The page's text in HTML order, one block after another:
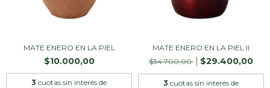
MATE ENERO EN LA PIEL
$10.000,00
3 cuotas sin interés de
MATE ENERO EN LA PIEL II
$34.700,00
$29.400,00
3 cuotas sin interés de